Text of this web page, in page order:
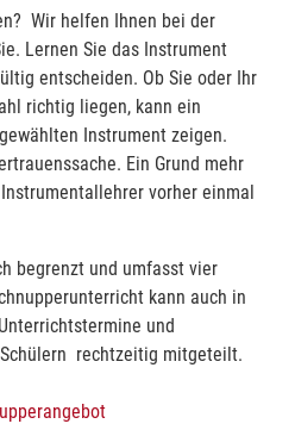
Wir helfen Ihnen bei der
Lernen Sie das Instrument
entscheiden. Ob Sie oder Ihr
richtig liegen, kann ein
Instrument zeigen.
Ein Grund mehr
vorher einmal
begrenzt und umfasst vier
kann auch in
und
rechtzeitig mitgeteilt.